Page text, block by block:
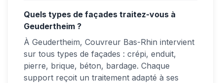
Quels types de façades traitez-vous à
Geudertheim ?
À Geudertheim, Couvreur Bas-Rhin intervient
sur tous types de façades : crépi, enduit,
pierre, brique, béton, bardage. Chaque
support reçoit un traitement adapté à ses